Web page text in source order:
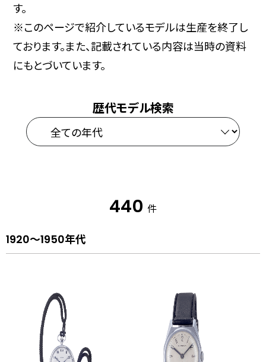
す。
※このページで紹介しているモデルは生産を終了し
ております。また、記載されている内容は当時の資料
にもとづいています。
歴代モデル検索
440 件
1920～1950年代